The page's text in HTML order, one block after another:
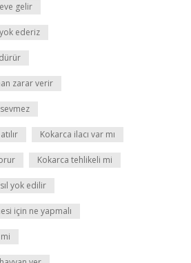
gelir
ederiz
zarar verir
Kokarca ilacı var mı
Kokarca tehlikeli mi
yok edilir
için ne yapmalı